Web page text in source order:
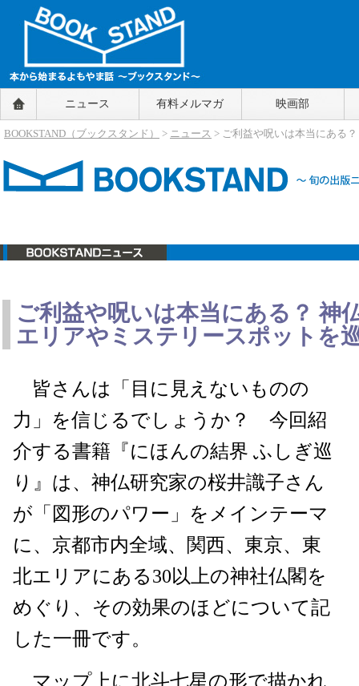
BOOKSTAND（ブックスタンド）
～本から始まるよもやま話～
BOOKSTAND（ブ
ニュース 有料メルマガ 映画部
BOOKSTAND（ブックスタンド） > ニュース > ご利益や呪いは本当にある
ご利益や呪いは本当にある？ 神
エリアやミステリースポットを
皆さんは「目に見えないものの
力」を信じるでしょうか？ 今回紹
介する書籍『にほんの結界 ふしぎ巡
り』は、神仏研究家の桜井識子さん
が「図形のパワー」をメインテーマ
に、京都市内全域、関西、東京、東
北エリアにある30以上の神社仏閣を
めぐり、その効果のほどについて記
した一冊です。
マップ上に北斗七星の形で描かれ